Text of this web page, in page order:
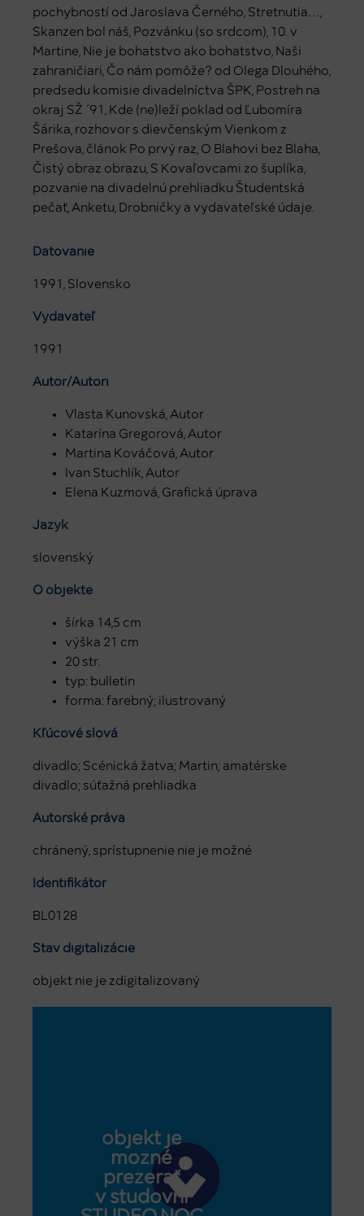
pochybností od Jaroslava Černého, Stretnutia…,
Skanzen bol náš, Pozvánku (so srdcom), 10. v
Martine, Nie je bohatstvo ako bohatstvo, Naši
zahraničiari, Čo nám pomôže? od Olega Dlouhého,
predsedu komisie divadelníctva ŠPK, Postreh na
okraj SŽ ´91, Kde (ne)leží poklad od Ľubomíra
Šárika, rozhovor s dievčenským Vienkom z
Prešova, článok Po prvý raz, O Blahovi bez Blaha,
Čistý obraz obrazu, S Kovaľovcami zo šuplíka,
pozvanie na divadelnú prehliadku Študentská
pečať, Anketu, Drobničky a vydavateľské údaje.
Datovanie
1991, Slovensko
Vydavateľ
1991
Autor/Autori
Vlasta Kunovská, Autor
Katarína Gregorová, Autor
Martina Kováčová, Autor
Ivan Stuchlík, Autor
Elena Kuzmová, Grafická úprava
Jazyk
slovenský
O objekte
šírka 14,5 cm
výška 21 cm
20 str.
typ: bulletin
forma: farebný; ilustrovaný
Kľúčové slová
divadlo; Scénická žatva; Martin; amatérske
divadlo; súťažná prehliadka
Autorské práva
chránený, sprístupnenie nie je možné
Identifikátor
BL0128
Stav digitalizácie
objekt nie je zdigitalizovaný
objekt je
možné
prezerať
v študovni